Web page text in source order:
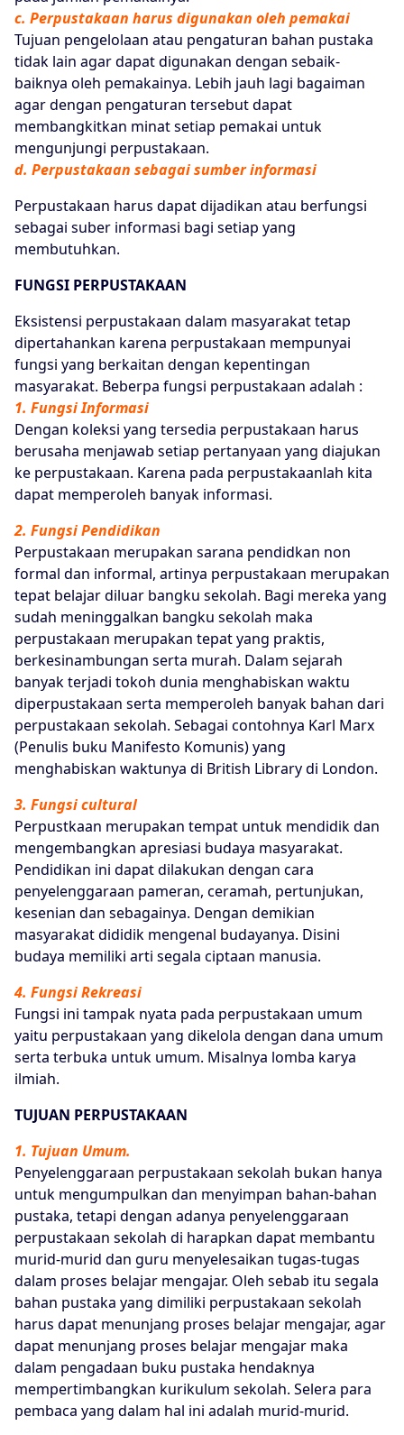
c. Perpustakaan harus digunakan oleh pemakai
Tujuan pengelolaan atau pengaturan bahan pustaka
tidak lain agar dapat digunakan dengan sebaik-
baiknya oleh pemakainya. Lebih jauh lagi bagaiman
agar dengan pengaturan tersebut dapat
membangkitkan minat setiap pemakai untuk
mengunjungi perpustakaan.
d. Perpustakaan sebagai sumber informasi
Perpustakaan harus dapat dijadikan atau berfungsi
sebagai suber informasi bagi setiap yang
membutuhkan.
FUNGSI PERPUSTAKAAN
Eksistensi perpustakaan dalam masyarakat tetap
dipertahankan karena perpustakaan mempunyai
fungsi yang berkaitan dengan kepentingan
masyarakat. Beberpa fungsi perpustakaan adalah :
1. Fungsi Informasi
Dengan koleksi yang tersedia perpustakaan harus
berusaha menjawab setiap pertanyaan yang diajukan
ke perpustakaan. Karena pada perpustakaanlah kita
dapat memperoleh banyak informasi.
2. Fungsi Pendidikan
Perpustakaan merupakan sarana pendidkan non
formal dan informal, artinya perpustakaan merupakan
tepat belajar diluar bangku sekolah. Bagi mereka yang
sudah meninggalkan bangku sekolah maka
perpustakaan merupakan tepat yang praktis,
berkesinambungan serta murah. Dalam sejarah
banyak terjadi tokoh dunia menghabiskan waktu
diperpustakaan serta memperoleh banyak bahan dari
perpustakaan sekolah. Sebagai contohnya Karl Marx
(Penulis buku Manifesto Komunis) yang
menghabiskan waktunya di British Library di London.
3. Fungsi cultural
Perpustkaan merupakan tempat untuk mendidik dan
mengembangkan apresiasi budaya masyarakat.
Pendidikan ini dapat dilakukan dengan cara
penyelenggaraan pameran, ceramah, pertunjukan,
kesenian dan sebagainya. Dengan demikian
masyarakat dididik mengenal budayanya. Disini
budaya memiliki arti segala ciptaan manusia.
4. Fungsi Rekreasi
Fungsi ini tampak nyata pada perpustakaan umum
yaitu perpustakaan yang dikelola dengan dana umum
serta terbuka untuk umum. Misalnya lomba karya
ilmiah.
TUJUAN PERPUSTAKAAN
1. Tujuan Umum.
Penyelenggaraan perpustakaan sekolah bukan hanya
untuk mengumpulkan dan menyimpan bahan-bahan
pustaka, tetapi dengan adanya penyelenggaraan
perpustakaan sekolah di harapkan dapat membantu
murid-murid dan guru menyelesaikan tugas-tugas
dalam proses belajar mengajar. Oleh sebab itu segala
bahan pustaka yang dimiliki perpustakaan sekolah
harus dapat menunjang proses belajar mengajar, agar
dapat menunjang proses belajar mengajar maka
dalam pengadaan buku pustaka hendaknya
mempertimbangkan kurikulum sekolah. Selera para
pembaca yang dalam hal ini adalah murid-murid.